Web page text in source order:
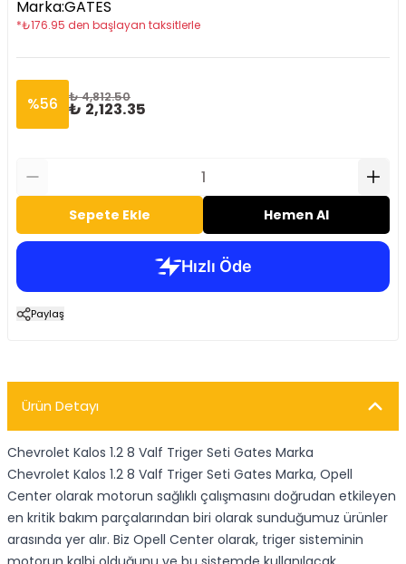
Marka:GATES
*₺176.95 den başlayan taksitlerle
%56 ₺ 4,812.50
₺ 2,123.35
Sepete Ekle Hemen Al
Paylaş
Ürün Detayı
Chevrolet Kalos 1.2 8 Valf Triger Seti Gates Marka
Chevrolet Kalos 1.2 8 Valf Triger Seti Gates Marka, Opell
Center olarak motorun sağlıklı çalışmasını doğrudan etkileyen
en kritik bakım parçalarından biri olarak sunduğumuz ürünler
arasında yer alır. Biz Opell Center olarak, triger sisteminin